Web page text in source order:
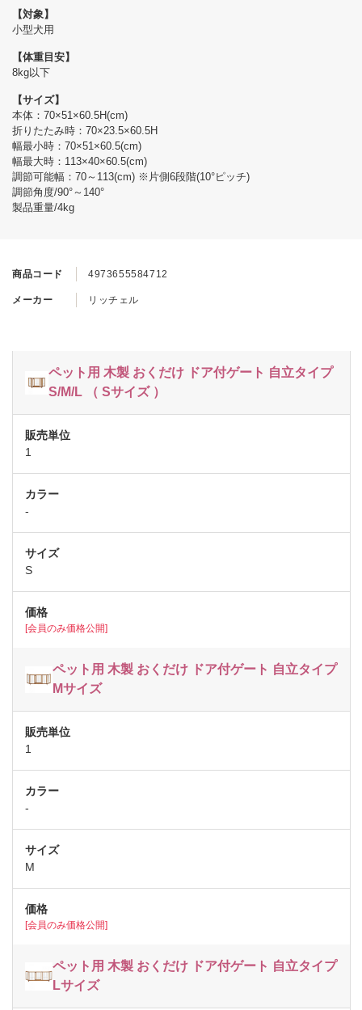
商品コード 4973655584712
メーカー リッチェル
ペット用 木製 おくだけ ドア付ゲート 自立タイプ
S/M/L （ Sサイズ ）
1
-
S
[会員のみ価格公開]
ペット用 木製 おくだけ ドア付ゲート 自立タイプ
Mサイズ
1
-
M
[会員のみ価格公開]
ペット用 木製 おくだけ ドア付ゲート 自立タイプ
Lサイズ
【対象】
小型犬用
【体重目安】
8kg以下
【サイズ】
本体：70×51×60.5H(cm)
折りたたみ時：70×23.5×60.5H
幅最小時：70×51×60.5(cm)
幅最大時：113×40×60.5(cm)
調節可能幅：70～113(cm) ※片側6段階(10°ピッチ)
調節角度/90°～140°
製品重量/4kg